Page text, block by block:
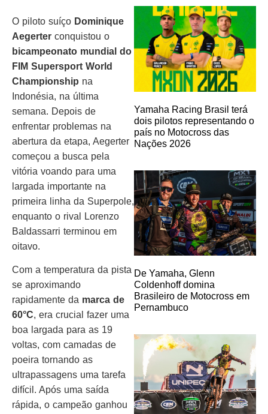
O piloto suíço Dominique
Aegerter conquistou o
bicampeonato mundial do
FIM Supersport World
Championship na
Indonésia, na última
semana. Depois de
enfrentar problemas na
abertura da etapa, Aegerter
começou a busca pela
vitória voando para uma
largada importante na
primeira linha da Superpole,
enquanto o rival Lorenzo
Baldassarri terminou em
oitavo.
Com a temperatura da pista
se aproximando
rapidamente da marca de
60°C, era crucial fazer uma
boa largada para as 19
voltas, com camadas de
poeira tornando as
ultrapassagens uma tarefa
difícil. Após uma saída
rápida, o campeão ganhou
Yamaha Racing Brasil terá
dois pilotos representando o
país no Motocross das
Nações 2026
De Yamaha, Glenn
Coldenhoff domina
Brasileiro de Motocross em
Pernambuco